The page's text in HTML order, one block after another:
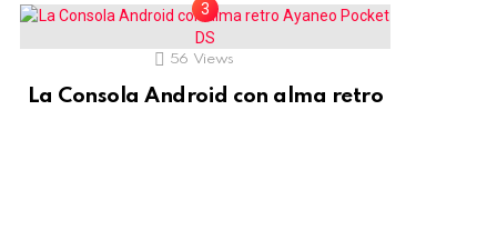
56 Views
La Consola Android con alma retro